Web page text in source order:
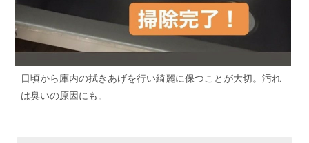
日頃から庫内の拭きあげを行い綺麗に保つことが大切。汚れ
は臭いの原因にも。